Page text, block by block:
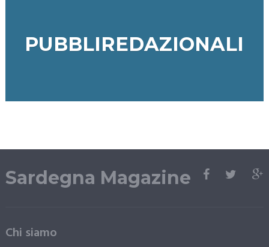
PUBBLIREDAZIONALI
Sardegna Magazine
Chi siamo